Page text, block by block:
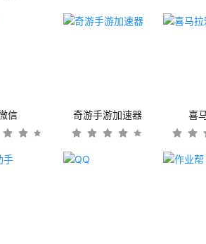
信 奇游手游加速器 喜